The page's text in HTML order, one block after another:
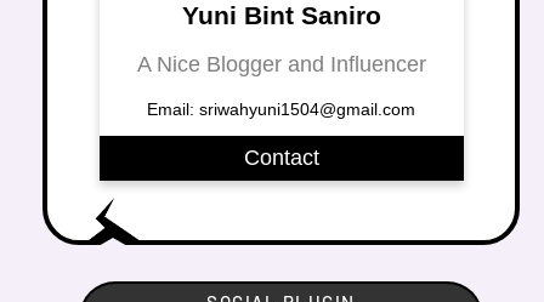
Yuni Bint Saniro
A Nice Blogger and Influencer
Email: sriwahyuni1504@gmail.com
Contact